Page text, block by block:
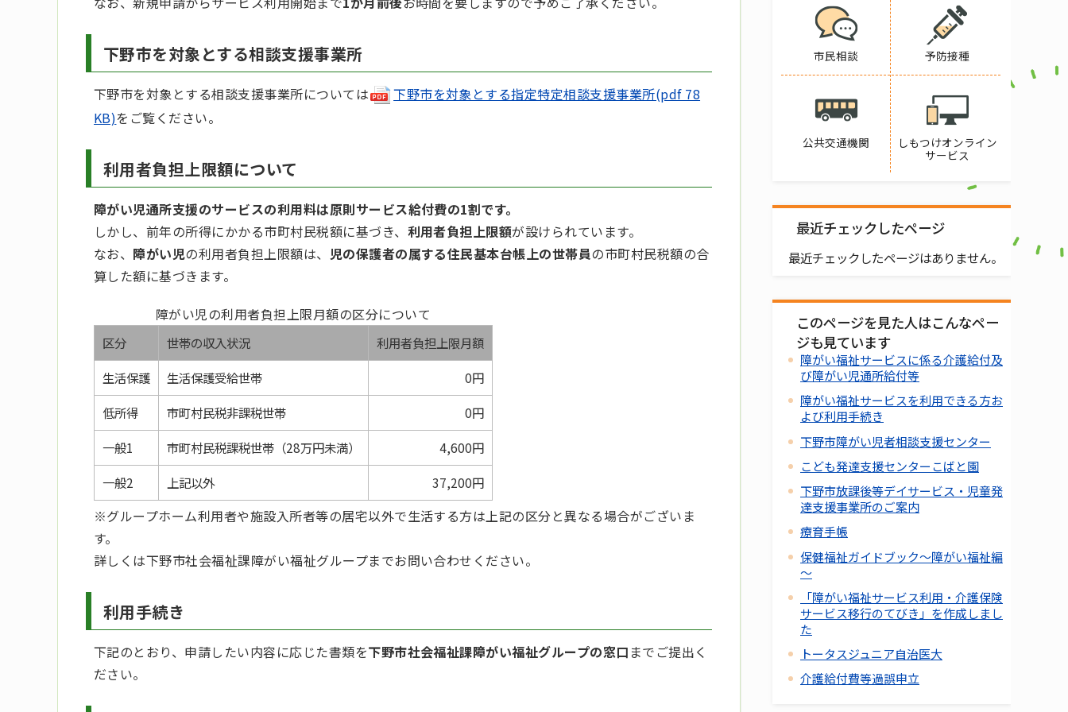
下野市を対象とする相談支援事業所
下野市を対象とする相談支援事業所については
下野市を対象とする指定特定相談支援事業所(pdf 78
KB)をご覧ください。
利用者負担上限額について
障がい児通所支援のサービスの利用料は原則サービス給付費の1割です。
しかし、前年の所得にかかる市町村民税額に基づき、 利用者負担上限額が設けられています。
なお、 障がい児の利用者負担上限額は、 児の保護者の属する住民基本台帳上の世帯員の市町村民税額の合
算した額に基づきます。
障がい児の利用者負担上限月額の区分について
区分 世帯の収入状況
利用者負担上限月額
生活保護
生活保護受給世帯
0円
低所得
市町村民税非課税世帯
0円
一般1
市町村民税課税世帯（28万円未満）
4,600円
一般2
上記以外 37,200円
※グループホーム利用者や施設入所者等の居宅以外で生活する方は上記の区分と異なる場合がございま
す。
詳しくは下野市社会福祉課障がい福祉グループまでお問い合わせください。
利用手続き
下記のとおり、申請したい内容に応じた書類を下野市社会福祉課障がい福祉グループの窓口 までご提出く
ださい。
市民相談 予防接種
公共交通機関
しもつけオンライン
サービス
最近チェックしたページ
最近チェックしたページはありません。
このページを見た人はこんなペー
ジも見ています
障がい福祉サービスに係る介護給付及
び障がい児通所給付等
障がい福祉サービスを利用できる方お
よび利用手続き
下野市障がい児者相談支援センター
こども発達支援センターこばと園
下野市放課後等デイサービス・児童発
達支援事業所のご案内
療育手帳
保健福祉ガイドブック～障がい福祉編
～
「障がい福祉サービス利用・介護保険
サービス移行のてびき」を作成しまし
た
トータスジュニア自治医大
介護給付費等過誤申立